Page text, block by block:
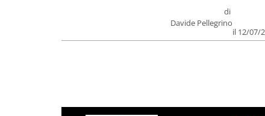
di
Davide Pellegrino
il 12/07/